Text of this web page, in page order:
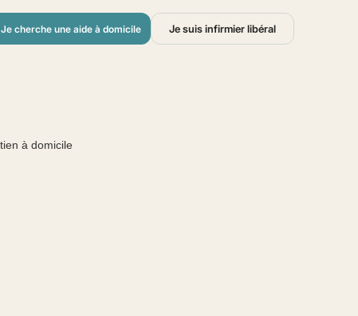
Je cherche une aide à domicile Je suis infirmier libéral